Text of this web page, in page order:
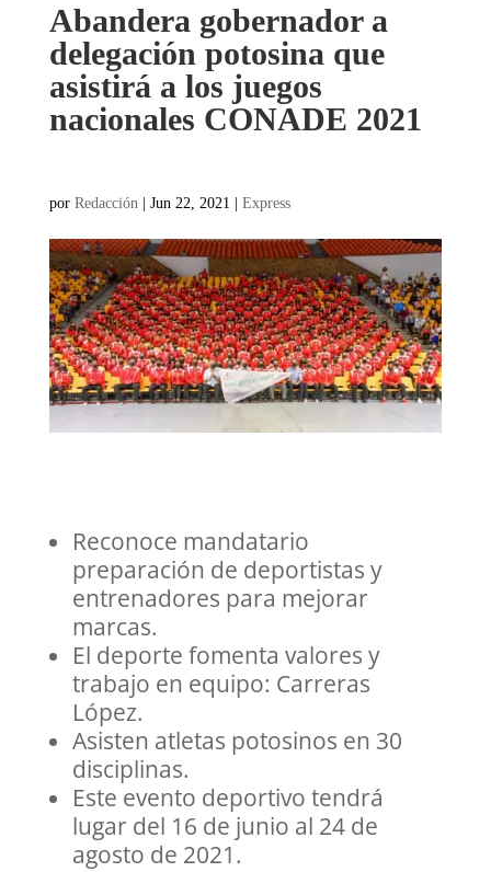
Abandera gobernador a
delegación potosina que
asistirá a los juegos
nacionales CONADE 2021
por Redacción | Jun 22, 2021 | Express
Reconoce mandatario
preparación de deportistas y
entrenadores para mejorar
marcas.
El deporte fomenta valores y
trabajo en equipo: Carreras
López.
Asisten atletas potosinos en 30
disciplinas.
Este evento deportivo tendrá
lugar del 16 de junio al 24 de
agosto de 2021.